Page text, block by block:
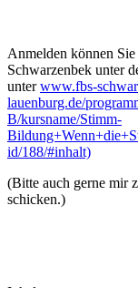
Anmelden können
Schwarzenbek unter
unterwww.fbs-
lauenburg.de/
B/kursname/Stimm-
id/188/#inhalt)
(Bitte auch gerne mir
schicken.)